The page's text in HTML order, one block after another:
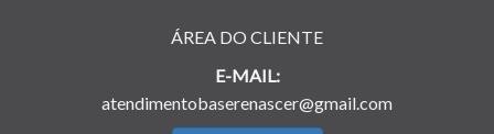
ÁREA DO CLIENTE
E-MAIL:
atendimentobaserenascer@gmail.com